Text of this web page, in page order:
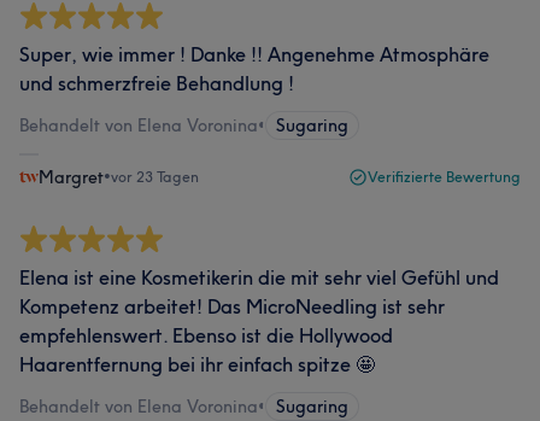
Super, wie immer ! Danke !! Angenehme Atmosphäre
und schmerzfreie Behandlung !
Behandelt von Elena Voronina• Sugaring
Margret•vor 23 Tagen Verifizierte Bewertung
Elena ist eine Kosmetikerin die mit sehr viel Gefühl und
Kompetenz arbeitet! Das MicroNeedling ist sehr
empfehlenswert. Ebenso ist die Hollywood
Haarentfernung bei ihr einfach spitze 🤩
Behandelt von Elena Voronina• Sugaring